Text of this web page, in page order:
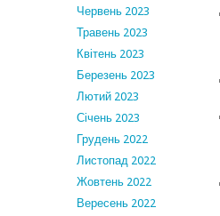
Червень 2023
Травень 2023
Квітень 2023
Березень 2023
Лютий 2023
Січень 2023
Грудень 2022
Листопад 2022
Жовтень 2022
Вересень 2022